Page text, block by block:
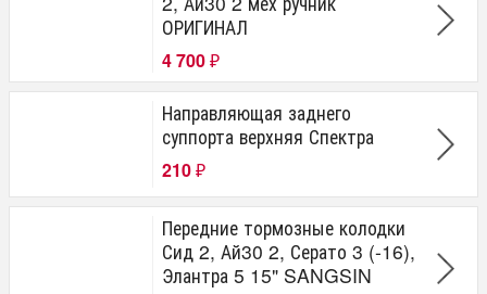
ОРИГИНАЛ
4 700 ₽
Направляющая заднего
суппорта верхняя Спектра
210 ₽
Передние тормозные колодки
Сид 2, Ай30 2, Серато 3 (-16),
Элантра 5 15" SANGSIN